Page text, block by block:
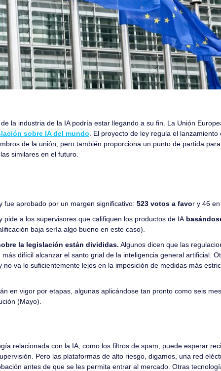
la industria de la IA podría estar llegando a su fin. La Unión
sobre IA del mundo . El proyecto de ley regula el
de la unión, pero también proporciona un punto de partida
similares en el futuro.
fue aprobado por un margen significativo: 523 votos a favor y 46
pide a los supervisores que califiquen los productos de IA
baja sería algo bueno en este caso).
la legislación están divididas. Algunos dicen que las
difícil alcanzar el santo grial de la inteligencia general artificial.
no va lo suficientemente lejos en la imposición de medidas más
en vigor por etapas, algunas aplicándose tan pronto como seis
(Mayo).
relacionada con la IA, como los filtros de spam, puede esperar
Pero las plataformas de alto riesgo, digamos, una red
antes de que se les permita entrar al mercado. Otras